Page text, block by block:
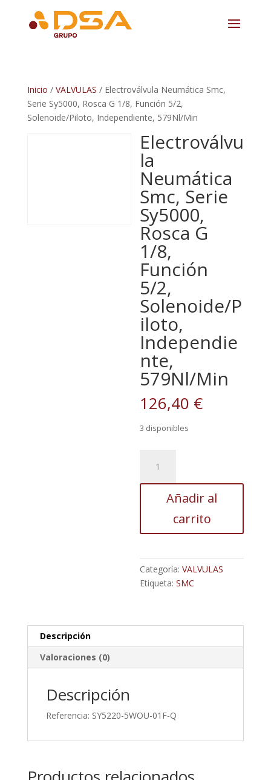
Inicio / VALVULAS / Electroválvula Neumática Smc,
Serie Sy5000, Rosca G 1/8, Función 5/2,
Solenoide/Piloto, Independiente, 579Nl/Min
Electroválvu
la
Neumática
Smc, Serie
Sy5000,
Rosca G
1/8,
Función
5/2,
Solenoide/P
iloto,
Independie
nte,
579Nl/Min
126,40 €
3 disponibles
Neumática
Smc,
Función
5/2,
579Nl/Min
Añadir al
carrito
Categoría:VALVULAS
Etiqueta:SMC
Descripción
Valoraciones (0)
Descripción
Referencia: SY5220-5WOU-01F-Q